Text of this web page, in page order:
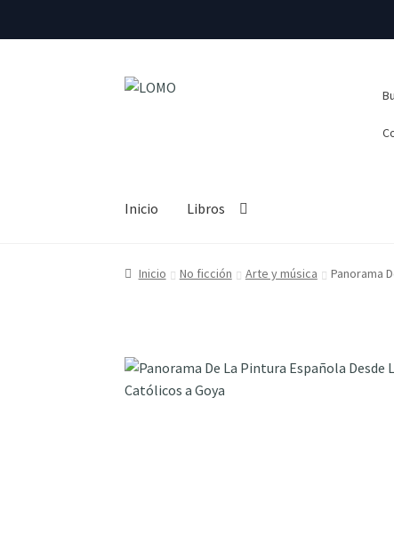
Ir
Ir
Inicio Libros
Inicio No ficción Arte y música Panorama